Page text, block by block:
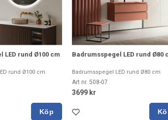
LED rund Ø100 cm
rund Ø100 cm
Köp
Badrumsspegel LED rund Ø80
Badrumsspegel LED rund Ø80 cm
Art nr. 508-07
3699 kr